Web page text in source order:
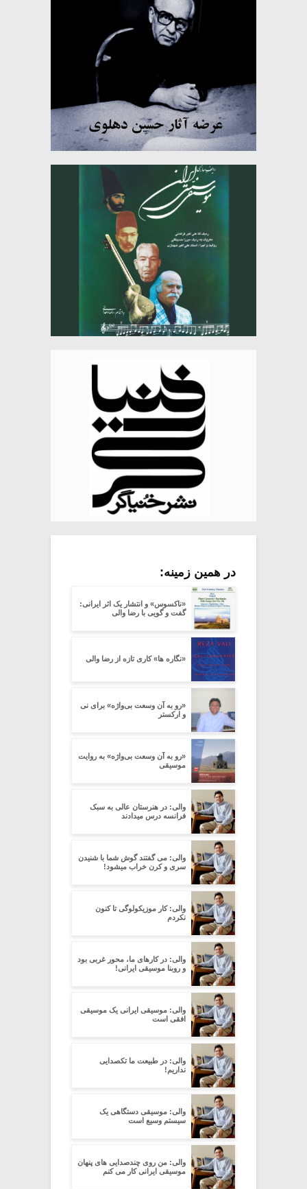
در همین زمینه:
«ناکسوس» و انتشار یک اثر ایرانی:
گفت و گویی با رضا والی
«نگاره ها» کاری تازه از رضا والی
«رو به آن وسعت بی‌واژه» برای نی
و ارکستر
«رو به آن وسعت بی‌واژه» به روایت
موسیقی
والی: در هنرستان عالی به سبک
فرانسه درس میدادند
والی: می گفتند گوش شما با شنیدن
سری و کرن خراب میشود!
والی: کار موزیکولوگی تا کنون
نکردم
والی: در کارهای ما، محور غربی بود
و روبنا موسیقی ایرانی!
والی: موسیقی ایرانی یک موسیقی
افقی است
والی: در طبیعت ما تکصدایی
نداریم!
والی: موسیقی دستگاهی یک
سیستم وسیع است
والی: من روی چندصدایی های پنهان
موسیقی ایرانی کار می کنم